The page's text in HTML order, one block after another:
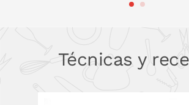
PONLO EN LA CESTA
Técnicas y